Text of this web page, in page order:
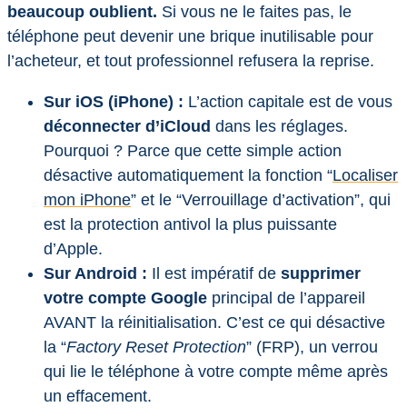
beaucoup oublient. Si vous ne le faites pas, le
téléphone peut devenir une brique inutilisable pour
l’acheteur, et tout professionnel refusera la reprise.
Sur iOS (iPhone) : L’action capitale est de vous
déconnecter d’iCloud dans les réglages.
Pourquoi ? Parce que cette simple action
désactive automatiquement la fonction “Localiser
mon iPhone” et le “Verrouillage d’activation”, qui
est la protection antivol la plus puissante
d’Apple.
Sur Android : Il est impératif de supprimer
votre compte Google principal de l’appareil
AVANT la réinitialisation. C’est ce qui désactive
la “Factory Reset Protection” (FRP), un verrou
qui lie le téléphone à votre compte même après
un effacement.